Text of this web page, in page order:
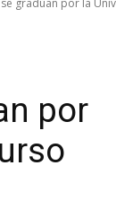
gradúan por la
por